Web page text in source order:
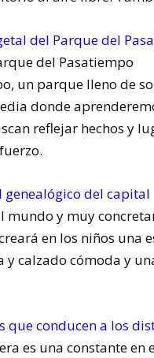
del Pasatiempo
un parque lleno de
donde
reflejar hechos y
y muy
en los niños una
calzado cómoda y
es una constante en